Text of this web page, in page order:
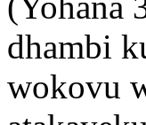
dhambi
wokovu